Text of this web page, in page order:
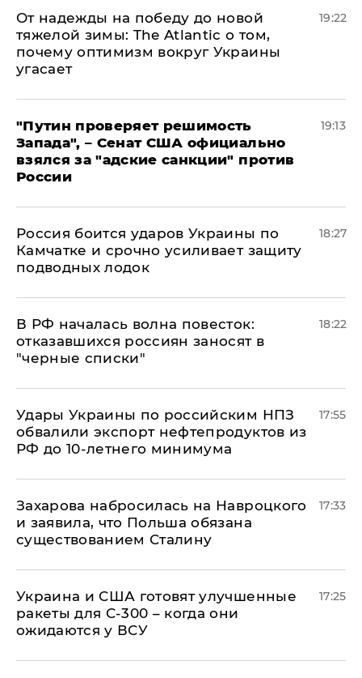
От надежды на победу до новой
тяжелой зимы: The Atlantic о том,
почему оптимизм вокруг Украины
угасает
19:22
"Путин проверяет решимость
Запада", – Сенат США официально
взялся за "адские санкции" против
России
19:13
Россия боится ударов Украины по
Камчатке и срочно усиливает защиту
подводных лодок
18:27
​В РФ началась волна повесток:
отказавшихся россиян заносят в
"черные списки"
18:22
Удары Украины по российским НПЗ
обвалили экспорт нефтепродуктов из
РФ до 10-летнего минимума
17:55
​Захарова набросилась на Навроцкого
и заявила, что Польша обязана
существованием Сталину
17:33
Украина и США готовят улучшенные
ракеты для С-300 – когда они
ожидаются у ВСУ
17:25